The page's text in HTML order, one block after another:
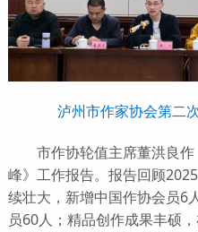
泸州市作家协会第二
市作协轮值主席董洪良作
峰》工作报告。报告回顾
续壮大，新增中国作协会员6
员60人；精品创作成果丰硕